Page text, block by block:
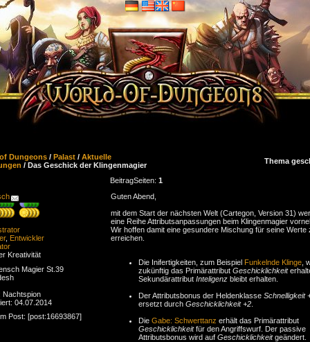
Dungeons / Palast / Aktuelle
/ Das Geschick der Klingenmagier Thema
BeitragSeiten: 1
, Entwickler
Kreativität
Magier St.39
Nachtspion
04.07.2014
Post: [post:16693867]
Guten Abend,
mit dem Start der nächsten Welt (Cartegon, Version 31)
eine Reihe Attributsanpassungen beim Klingenmagier
Wir hoffen damit eine gesundere Mischung für seine Werte
erreichen.
Die Inifertigkeiten, zum Beispiel Funkelnde Klinge ,
zukünftig das Primärattribut Geschicklichkeit
Sekundärattribut Inteligenz bleibt erhalten.
Der Attributsbonus der Heldenklasse Schnelligkeit
ersetzt durch Geschicklichkeit +2
Die Gabe: Schwerttanz erhält das Primärattribut
Geschicklichkeitfür den Angriffswurf. Der passive
Attributsbonus wird auf Geschicklichkeitgeändert.